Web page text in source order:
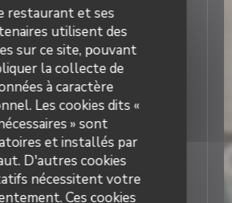
restaurant et ses
utilisent des
sur ce site, pouvant
la collecte de
à caractère
Les cookies dits «
» sont
et installés par
D'autres cookies
nécessitent votre
Ces cookies
sincère et généreuse
les meilleurs produits frais
du moment, nous travaillons
avec nos fournisseurs
à l’ardoise change chaque
de races, pêche du jour,
disponibles… et des
audacieuses parfois. Les
de gourmandise, de goût et